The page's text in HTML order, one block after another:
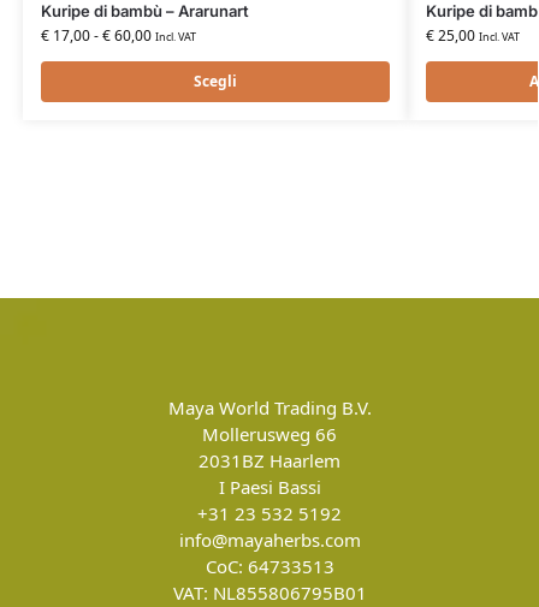
Kuripe di bambù – Ararunart
€17,00-€60,00 Incl. VAT
Scegli
Kuripe di
€25,00 Incl. VAT
Maya World Trading B.V.
Mollerusweg 66
2031BZ Haarlem
I Paesi Bassi
+31 23 532 5192
info@mayaherbs.com
CoC: 64733513
VAT: NL855806795B01